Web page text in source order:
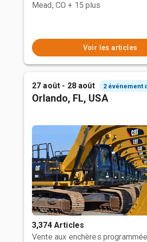
Mead, CO + 15 plus
Voir les articles
27 août - 28 août 2 événement
Orlando, FL, USA
3,374 Articles
Vente aux enchères programmée